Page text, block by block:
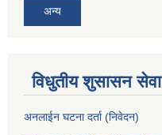
अन्य
विधुतीय शुसासन सेवा
अनलाईन घटना दर्ता (निवेदन)